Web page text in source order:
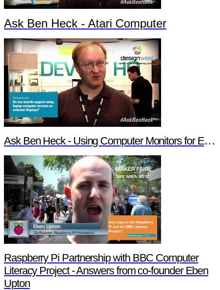
Ask Ben Heck - Atari Computer
Ask Ben Heck - Using Computer Monitors for External Displays
Raspberry Pi Partnership with BBC Computer
Literacy Project - Answers from co-founder Eben
Upton